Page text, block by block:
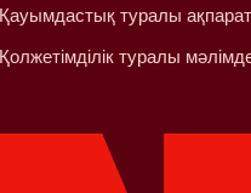
Қауымдастық туралы ақпарат
Қолжетімділік туралы